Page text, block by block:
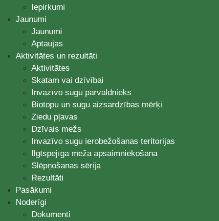
Iepirkumi
Jaunumi
Jaunumi
Aptaujas
Aktivitātes un rezultāti
Aktivitātes
Skatam vai dzīvībai
Invazīvo sugu pārvaldnieks
Biotopu un sugu aizsardzības mērķi
Ziedu pļavas
Dzīvais mežs
Invazīvo sugu ierobežošanas teritorijas
Ilgtspējīga meža apsaimniekošana
Slēpņošanas sērija
Rezultāti
Pasākumi
Noderīgi
Dokumenti